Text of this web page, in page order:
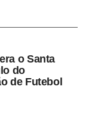
o Santa
do
de Futebol